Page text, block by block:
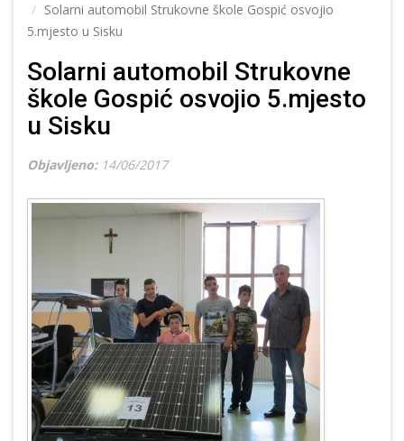
Solarni automobil Strukovne škole Gospić osvojio
5.mjesto u Sisku
Solarni automobil Strukovne
škole Gospić osvojio 5.mjesto
u Sisku
Objavljeno: 14/06/2017